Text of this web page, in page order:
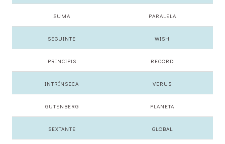
SUMA PARALELA
SEGUINTE WISH
PRINCIPIS RECORD
INTRÍNSECA VERUS
GUTENBERG PLANETA
SEXTANTE GLOBAL